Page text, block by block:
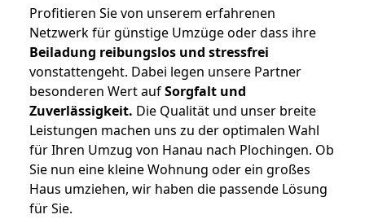
Profitieren Sie von unserem erfahrenen
Netzwerk für günstige Umzüge oder dass ihre
Beiladung reibungslos und stressfrei
vonstattengeht. Dabei legen unsere Partner
besonderen Wert aufSorgfalt und
Zuverlässigkeit. Die Qualität und unser breite
Leistungen machen uns zu der optimalen Wahl
für Ihren Umzug von Hanau nach Plochingen. Ob
Sie nun eine kleine Wohnung oder ein großes
Haus umziehen, wir haben die passende Lösung
für Sie.